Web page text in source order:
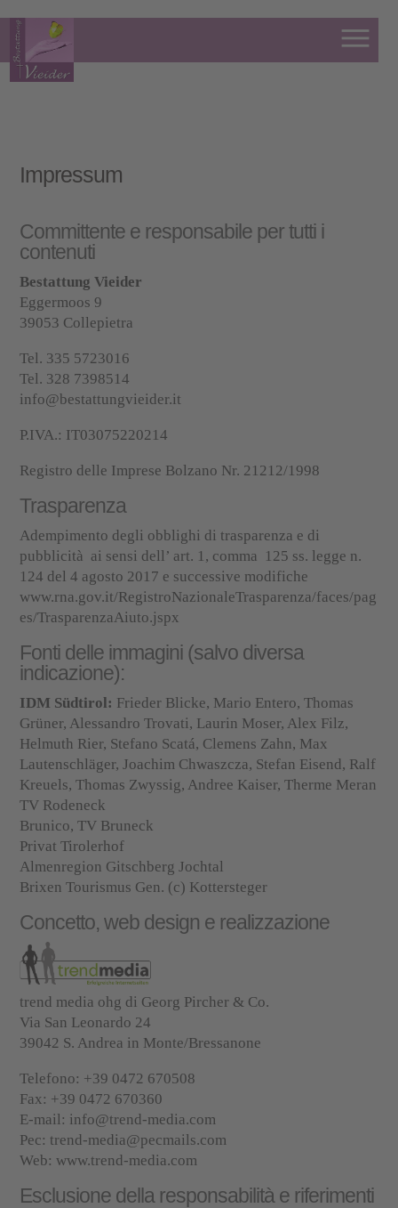
Impressum
Committente e responsabile per tutti i
contenuti
Bestattung Vieider
Eggermoos 9
39053 Collepietra
Tel. 335 5723016
Tel. 328 7398514
info@bestattungvieider.it
P.IVA.: IT03075220214
Registro delle Imprese Bolzano Nr. 21212/1998
Trasparenza
Adempimento degli obblighi di trasparenza e di
pubblicità ai sensi dell’ art. 1, comma 125 ss. legge n.
124 del 4 agosto 2017 e successive modifiche
www.rna.gov.it/RegistroNazionaleTrasparenza/faces/pag
es/TrasparenzaAiuto.jspx
Fonti delle immagini (salvo diversa
indicazione):
IDM Südtirol: Frieder Blicke, Mario Entero, Thomas
Grüner, Alessandro Trovati, Laurin Moser, Alex Filz,
Helmuth Rier, Stefano Scatá, Clemens Zahn, Max
Lautenschläger, Joachim Chwaszcza, Stefan Eisend, Ralf
Kreuels, Thomas Zwyssig, Andree Kaiser, Therme Meran
TV Rodeneck
Brunico, TV Bruneck
Privat Tirolerhof
Almenregion Gitschberg Jochtal
Brixen Tourismus Gen. (c) Kottersteger
Concetto, web design e realizzazione
trend media ohg di Georg Pircher & Co.
Via San Leonardo 24
39042 S. Andrea in Monte/Bressanone
Telefono: +39 0472 670508
Fax: +39 0472 670360
E-mail: info@trend-media.com
Pec: trend-media@pecmails.com
Web:www.trend-media.com
Esclusione della responsabilità e riferimenti